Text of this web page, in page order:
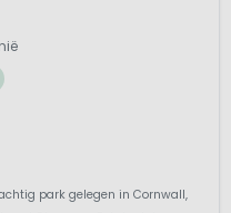
park gelegen in Cornwall,